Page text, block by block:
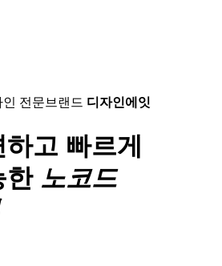
전문브랜드 디자인에잇
고 빠르게
한 노코드